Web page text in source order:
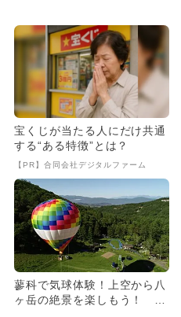
宝くじが当たる人にだけ共通
する“ある特徴”とは？
【PR】合同会社デジタルファーム
蓼科で気球体験！上空から八
ヶ岳の絶景を楽しもう！ ド